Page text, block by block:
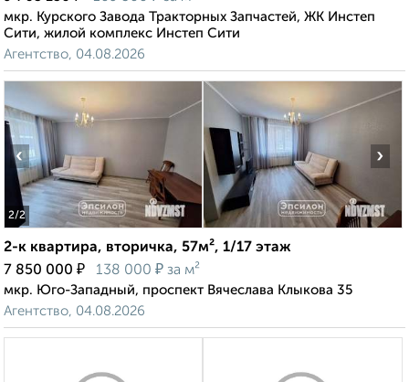
мкр. Курского Завода Тракторных Запчастей, ЖК Инстеп
Сити, жилой комплекс Инстеп Сити
Агентство, 04.08.2026
2/2
‹ ›
2-к квартира, вторичка, 57м², 1/17 этаж
7 850 000 ₽ 138 000 ₽ за м²
мкр. Юго-Западный, проспект Вячеслава Клыкова 35
Агентство, 04.08.2026